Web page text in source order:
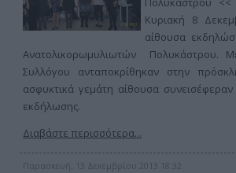
Κυριακή 8
αίθουσα
Ανατολικορωμυλιωτών Πολυκάστρου.
Συλλόγου ανταποκρίθηκαν στην
ασφυκτικά γεμάτη αίθουσα
εκδήλωσης.
Διαβάστε περισσότερα...
Παρασκευή, 13 Δεκεμβρίου 2013 18:32